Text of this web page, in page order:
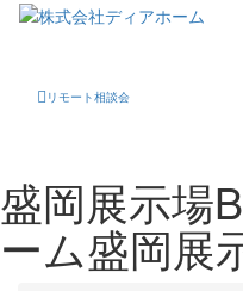
リモート相談会
盛岡展示場
ーム盛岡展